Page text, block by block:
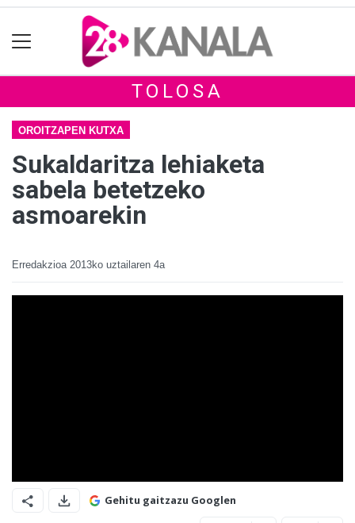
TOLOSA
OROITZAPEN KUTXA
Sukaldaritza lehiaketa
sabela betetzeko
asmoarekin
Erredakzioa 2013ko uztailaren 4a
Gehitu gaitzazu Googlen